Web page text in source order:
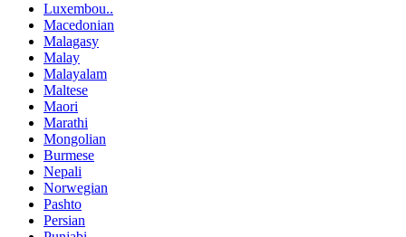
Luxembou..
Macedonian
Malagasy
Malay
Malayalam
Maltese
Maori
Marathi
Mongolian
Burmese
Nepali
Norwegian
Pashto
Persian